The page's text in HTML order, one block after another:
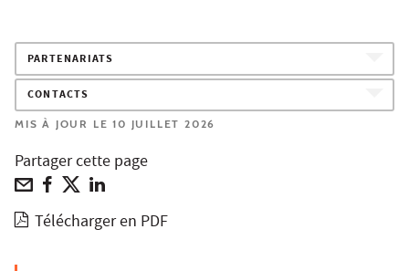
PARTENARIATS
CONTACTS
MIS À JOUR LE 10 JUILLET 2026
Partager cette page
Télécharger en PDF